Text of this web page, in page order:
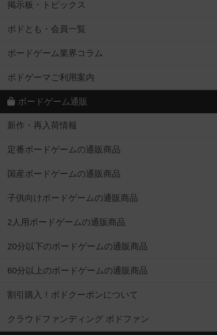
掲示板・トピックス
ボドとも・会員一覧
ボードゲーム業界コラム
ボドゲーマご利用案内
ボードゲーム通販
新作・再入荷情報
定番ボードゲームの通販商品
国産ボードゲームの通販商品
子供向けボードゲームの通販商品
2人用ボードゲームの通販商品
20分以下のボードゲームの通販商品
60分以上のボードゲームの通販商品
割引購入！ボドクーポンについて
クラウドファンディング ボドファン